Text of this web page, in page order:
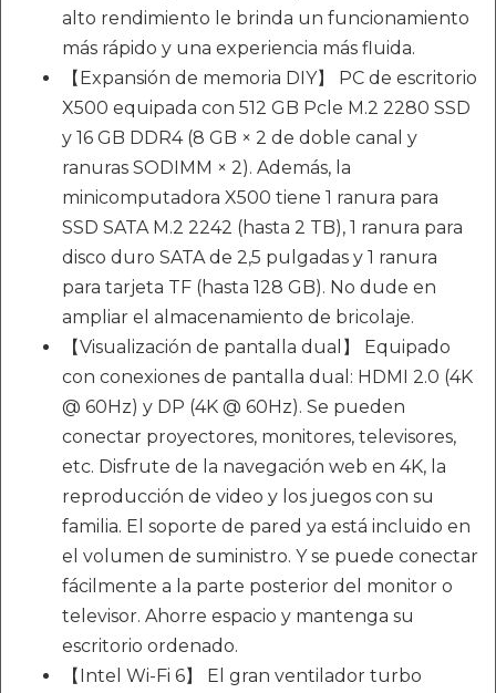
alto rendimiento le brinda un funcionamiento
más rápido y una experiencia más fluida.
【Expansión de memoria DIY】 PC de escritorio
X500 equipada con 512 GB Pcle M.2 2280 SSD
y 16 GB DDR4 (8 GB × 2 de doble canal y
ranuras SODIMM × 2). Además, la
minicomputadora X500 tiene 1 ranura para
SSD SATA M.2 2242 (hasta 2 TB), 1 ranura para
disco duro SATA de 2,5 pulgadas y 1 ranura
para tarjeta TF (hasta 128 GB). No dude en
ampliar el almacenamiento de bricolaje.
【Visualización de pantalla dual】 Equipado
con conexiones de pantalla dual: HDMI 2.0 (4K
@ 60Hz) y DP (4K @ 60Hz). Se pueden
conectar proyectores, monitores, televisores,
etc. Disfrute de la navegación web en 4K, la
reproducción de video y los juegos con su
familia. El soporte de pared ya está incluido en
el volumen de suministro. Y se puede conectar
fácilmente a la parte posterior del monitor o
televisor. Ahorre espacio y mantenga su
escritorio ordenado.
【Intel Wi-Fi 6】 El gran ventilador turbo